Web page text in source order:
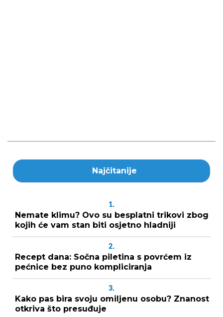
Najčitanije
1.
Nemate klimu? Ovo su besplatni trikovi zbog
kojih će vam stan biti osjetno hladniji
2.
Recept dana: Sočna piletina s povrćem iz
pećnice bez puno kompliciranja
3.
Kako pas bira svoju omiljenu osobu? Znanost
otkriva što presuđuje